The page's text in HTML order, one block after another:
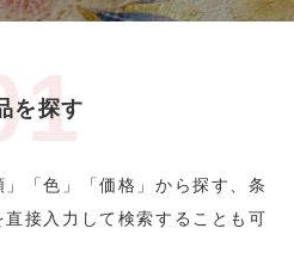
を探す
」「色」「価格」から探す、条
接入力して検索することも可